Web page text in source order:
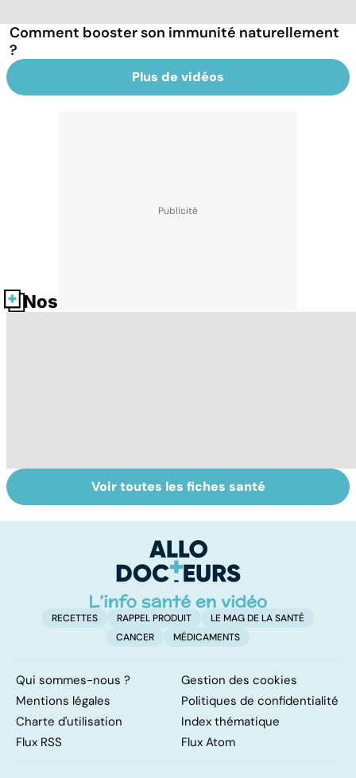
Comment booster son immunité naturellement
?
Plus de vidéos
Nos fiches santé
drépanocytose,
Myopathie de
Duchenne : la
l'enfant la plus
fréquente
Voir toutes les fiches santé
RECETTES RAPPEL PRODUIT
LE MAG DE LA SANTÉ
CANCER
MÉDICAMENTS
Qui sommes-nous ?
Gestion des cookies
Mentions légales
Politiques de confidentialité
Charte d'utilisation
Index thématique
Flux RSS
Flux Atom